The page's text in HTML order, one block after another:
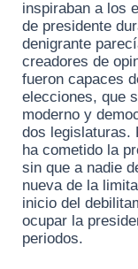
inspiraban a los
de presidente
denigrante
creadores de
fueron capaces
elecciones, que
moderno y
dos legislaturas.
ha cometido la
sin que a nadie
nueva de la
inicio del
ocupar la
periodos.